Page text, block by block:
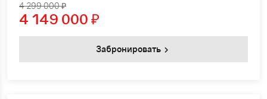
4 299 000 ₽
4 149 000 ₽
Забронировать